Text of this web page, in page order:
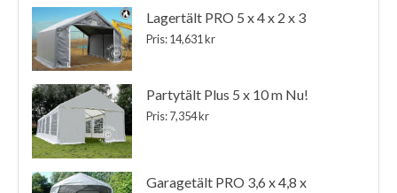
Lagertält PRO 5 x 4 x 2 x 3
Pris: 14,631 kr
Partytält Plus 5 x 10 m Nu!
Pris: 7,354 kr
Garagetält PRO 3,6 x 4,8 x